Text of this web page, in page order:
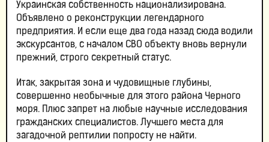
Украинская собственность национализирована.
Объявлено о реконструкции легендарного
предприятия. И если еще два года назад сюда водили
экскурсантов, с началом СВО объекту вновь вернули
прежний, строго секретный статус.
Итак, закрытая зона и чудовищные глубины,
совершенно необычные для этого района Черного
моря. Плюс запрет на любые научные исследования
гражданских специалистов. Лучшего места для
загадочной рептилии попросту не найти.